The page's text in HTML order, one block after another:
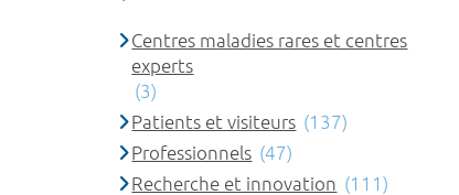
Centres maladies rares et centres
experts
(3)
Patients et visiteurs (137)
Professionnels (47)
Recherche et innovation (111)